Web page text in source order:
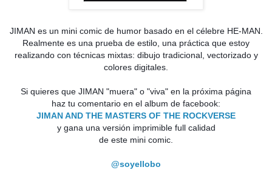
JIMAN es un mini comic de humor basado en el célebre HE-MAN.
Realmente es una prueba de estilo, una práctica que estoy
realizando con técnicas mixtas: dibujo tradicional, vectorizado y
colores digitales.
Si quieres que JIMAN "muera" o "viva" en la próxima página
haz tu comentario en el album de facebook:
JIMAN AND THE MASTERS OF THE ROCKVERSE
y gana una versión imprimible full calidad
de este mini comic.
@soyellobo